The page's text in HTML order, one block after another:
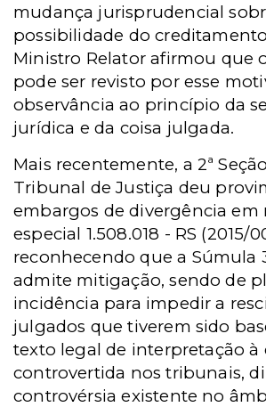
mudança jurisprudencial
possibilidade do
Ministro Relator afirmou que
pode ser revisto por esse
observância ao princípio da
jurídica e da coisa julgada.
Mais recentemente, a 2ª
Tribunal de Justiça deu
embargos de divergência em
especial 1.508.018 - RS (2015/
reconhecendo que a Súmula
admite mitigação, sendo de
incidência para impedir a
julgados que tiverem sido
texto legal de interpretação à
controvertida nos tribunais,
controvérsia existente no